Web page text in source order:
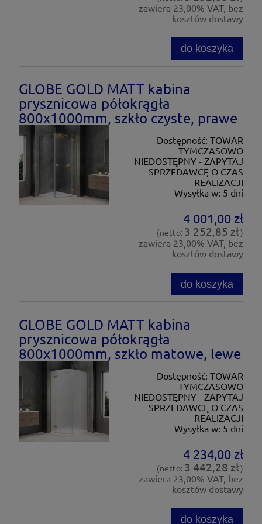
zawiera 23,00% VAT, bez
kosztów dostawy
do koszyka
GLOBE GOLD MATT kabina
prysznicowa półokrągła
800x1000mm, szkło czyste, prawe
Dostępność: TOWAR
TYMCZASOWO
NIEDOSTĘPNY - ZAPYTAJ
SPRZEDAWCĘ O CZAS
REALIZACJI
Wysyłka w: 5 dni
4 001,00 zł
(netto: 3 252,85 zł)
zawiera 23,00% VAT, bez
kosztów dostawy
do koszyka
GLOBE GOLD MATT kabina
prysznicowa półokrągła
800x1000mm, szkło matowe, lewe
Dostępność: TOWAR
TYMCZASOWO
NIEDOSTĘPNY - ZAPYTAJ
SPRZEDAWCĘ O CZAS
REALIZACJI
Wysyłka w: 5 dni
4 234,00 zł
(netto: 3 442,28 zł)
zawiera 23,00% VAT, bez
kosztów dostawy
do koszyka